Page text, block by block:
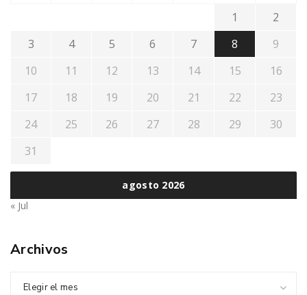
agosto 2026
1
2
3
4 5 6 7 8
9
10
11 12 13 14 15
16
17
18 19 20 21 22
23
24
25 26 27 28 29
30
31
« Jul
Archivos
Elegir el mes